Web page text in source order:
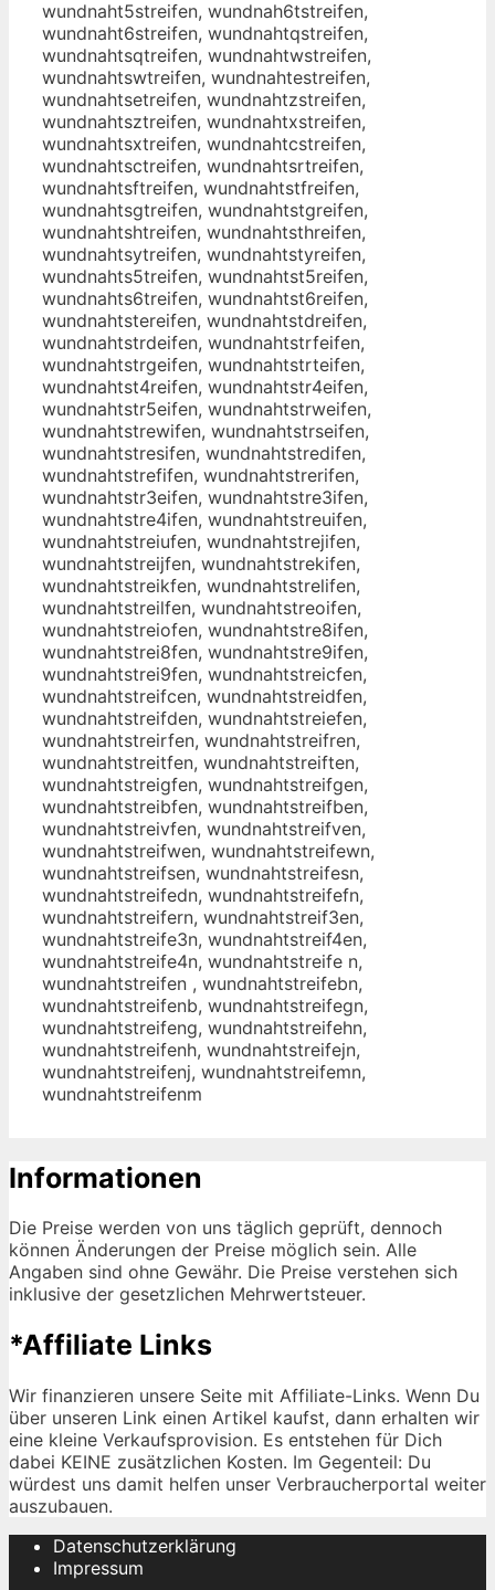
wundnaht5streifen, wundnah6tstreifen,
wundnaht6streifen, wundnahtqstreifen,
wundnahtsqtreifen, wundnahtwstreifen,
wundnahtswtreifen, wundnahtestreifen,
wundnahtsetreifen, wundnahtzstreifen,
wundnahtsztreifen, wundnahtxstreifen,
wundnahtsxtreifen, wundnahtcstreifen,
wundnahtsctreifen, wundnahtsrtreifen,
wundnahtsftreifen, wundnahtstfreifen,
wundnahtsgtreifen, wundnahtstgreifen,
wundnahtshtreifen, wundnahtsthreifen,
wundnahtsytreifen, wundnahtstyreifen,
wundnahts5treifen, wundnahtst5reifen,
wundnahts6treifen, wundnahtst6reifen,
wundnahtstereifen, wundnahtstdreifen,
wundnahtstrdeifen, wundnahtstrfeifen,
wundnahtstrgeifen, wundnahtstrteifen,
wundnahtst4reifen, wundnahtstr4eifen,
wundnahtstr5eifen, wundnahtstrweifen,
wundnahtstrewifen, wundnahtstrseifen,
wundnahtstresifen, wundnahtstredifen,
wundnahtstrefifen, wundnahtstrerifen,
wundnahtstr3eifen, wundnahtstre3ifen,
wundnahtstre4ifen, wundnahtstreuifen,
wundnahtstreiufen, wundnahtstrejifen,
wundnahtstreijfen, wundnahtstrekifen,
wundnahtstreikfen, wundnahtstrelifen,
wundnahtstreilfen, wundnahtstreoifen,
wundnahtstreiofen, wundnahtstre8ifen,
wundnahtstrei8fen, wundnahtstre9ifen,
wundnahtstrei9fen, wundnahtstreicfen,
wundnahtstreifcen, wundnahtstreidfen,
wundnahtstreifden, wundnahtstreiefen,
wundnahtstreirfen, wundnahtstreifren,
wundnahtstreitfen, wundnahtstreiften,
wundnahtstreigfen, wundnahtstreifgen,
wundnahtstreibfen, wundnahtstreifben,
wundnahtstreivfen, wundnahtstreifven,
wundnahtstreifwen, wundnahtstreifewn,
wundnahtstreifsen, wundnahtstreifesn,
wundnahtstreifedn, wundnahtstreifefn,
wundnahtstreifern, wundnahtstreif3en,
wundnahtstreife3n, wundnahtstreif4en,
wundnahtstreife4n, wundnahtstreife n,
wundnahtstreifen , wundnahtstreifebn,
wundnahtstreifenb, wundnahtstreifegn,
wundnahtstreifeng, wundnahtstreifehn,
wundnahtstreifenh, wundnahtstreifejn,
wundnahtstreifenj, wundnahtstreifemn,
wundnahtstreifenm
Informationen
Die Preise werden von uns täglich geprüft, dennoch
können Änderungen der Preise möglich sein. Alle
Angaben sind ohne Gewähr. Die Preise verstehen sich
inklusive der gesetzlichen Mehrwertsteuer.
*Affiliate Links
Wir finanzieren unsere Seite mit Affiliate-Links. Wenn Du
über unseren Link einen Artikel kaufst, dann erhalten wir
eine kleine Verkaufsprovision. Es entstehen für Dich
dabei KEINE zusätzlichen Kosten. Im Gegenteil: Du
würdest uns damit helfen unser Verbraucherportal weiter
auszubauen.
Datenschutzerklärung
Impressum